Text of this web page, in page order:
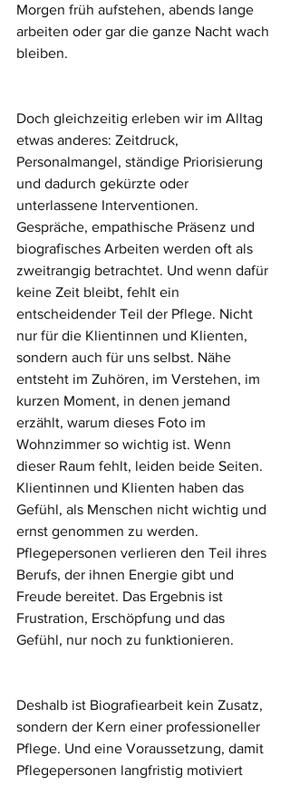
Morgen früh aufstehen, abends lange
arbeiten oder gar die ganze Nacht wach
bleiben.
Doch gleichzeitig erleben wir im Alltag
etwas anderes: Zeitdruck,
Personalmangel, ständige Priorisierung
und dadurch gekürzte oder
unterlassene Interventionen.
Gespräche, empathische Präsenz und
biografisches Arbeiten werden oft als
zweitrangig betrachtet. Und wenn dafür
keine Zeit bleibt, fehlt ein
entscheidender Teil der Pflege. Nicht
nur für die Klientinnen und Klienten,
sondern auch für uns selbst. Nähe
entsteht im Zuhören, im Verstehen, im
kurzen Moment, in denen jemand
erzählt, warum dieses Foto im
Wohnzimmer so wichtig ist. Wenn
dieser Raum fehlt, leiden beide Seiten.
Klientinnen und Klienten haben das
Gefühl, als Menschen nicht wichtig und
ernst genommen zu werden.
Pflegepersonen verlieren den Teil ihres
Berufs, der ihnen Energie gibt und
Freude bereitet. Das Ergebnis ist
Frustration, Erschöpfung und das
Gefühl, nur noch zu funktionieren.
Deshalb ist Biografiearbeit kein Zusatz,
sondern der Kern einer professioneller
Pflege. Und eine Voraussetzung, damit
Pflegepersonen langfristig motiviert